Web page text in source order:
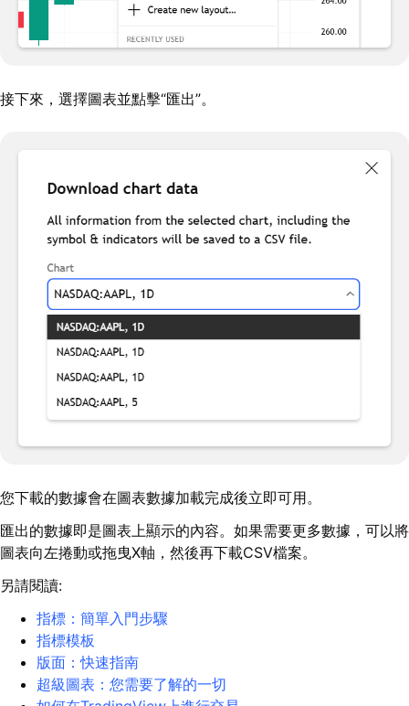
接下來，選擇圖表並點擊“匯出”。
您下載的數據會在圖表數據加載完成後立即可用。
匯出的數據即是圖表上顯示的內容。如果需要更多數據，可以將
圖表向左捲動或拖曳X軸，然後再下載CSV檔案。
另請閱讀:
指標：簡單入門步驟
指標模板
版面：快速指南
超級圖表：您需要了解的一切